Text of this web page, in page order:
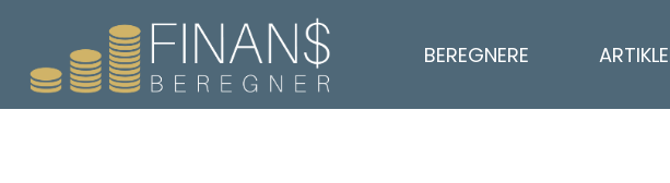
BEREGNERE